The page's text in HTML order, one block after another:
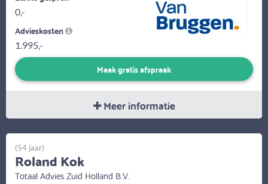
0,-
Advieskosten
1.995,-
Maak gratis afspraak
Meer informatie
(54 jaar)
Roland Kok
Totaal Advies Zuid Holland B.V.